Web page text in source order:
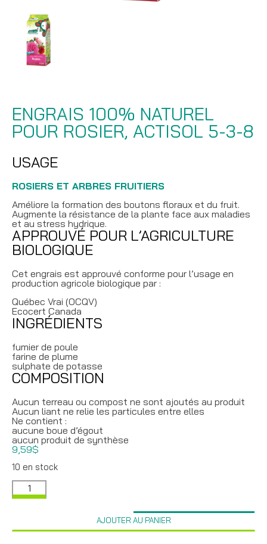
ENGRAIS 100% NATUREL
POUR ROSIER, ACTISOL 5-3-8
USAGE
ROSIERS ET ARBRES FRUITIERS
Améliore la formation des boutons floraux et du fruit.
Augmente la résistance de la plante face aux maladies
et au stress hydrique.
APPROUVÉ POUR L’AGRICULTURE
BIOLOGIQUE
Cet engrais est approuvé conforme pour l’usage en
production agricole biologique par :
Québec Vrai (OCQV)
Ecocert Canada
INGRÉDIENTS
fumier de poule
farine de plume
sulphate de potasse
COMPOSITION
Aucun terreau ou compost ne sont ajoutés au produit
Aucun liant ne relie les particules entre elles
Ne contient :
aucune boue d’égout
aucun produit de synthèse
9,59$
10 en stock
quantité
de
pour
AJOUTER AU PANIER